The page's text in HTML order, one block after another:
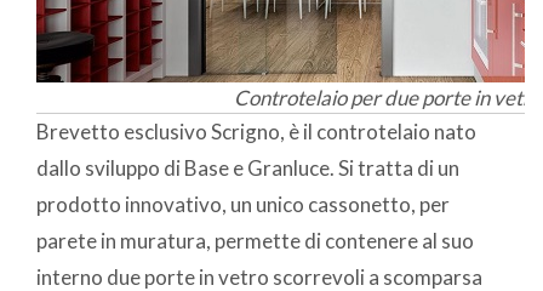
Controtelaio per due porte in
Brevetto esclusivo Scrigno, è il controtelaio nato
dallo sviluppo di Base e Granluce. Si tratta di un
prodotto innovativo, un unico cassonetto, per
parete in muratura, permette di contenere al suo
interno due porte in vetro scorrevoli a scomparsa